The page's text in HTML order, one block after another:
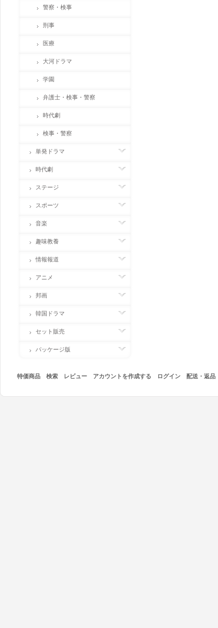
警察・検事
刑事
医療
大河ドラマ
学園
弁護士・検事・警察
時代劇
検事・警察
単発ドラマ
時代劇
ステージ
スポーツ
音楽
趣味教養
情報報道
アニメ
邦画
韓国ドラマ
セット販売
パッケージ版
特価商品 検索 レビュー アカウントを作成する ログイン 配送・返品